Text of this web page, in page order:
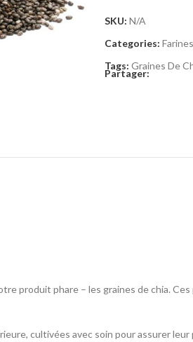
SKU: N/A
Categories:
Tags: Graines De
Partager:
produit phare – les graines de chia.
cultivées avec soin pour assurer